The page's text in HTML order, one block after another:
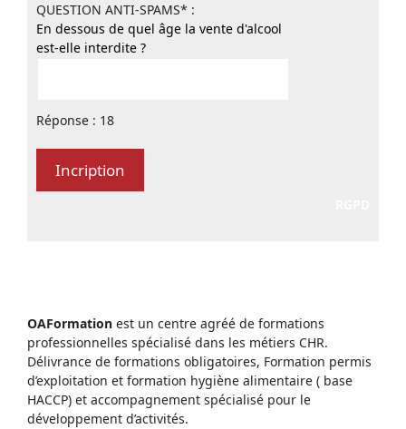
QUESTION ANTI-SPAMS* :
En dessous de quel âge la vente d'alcool
est-elle interdite ?
Réponse : 18
OAFormation est un centre agréé de formations
professionnelles spécialisé dans les métiers CHR.
Délivrance de formations obligatoires, Formation permis
d’exploitation et formation hygiène alimentaire ( base
HACCP) et accompagnement spécialisé pour le
développement d’activités.